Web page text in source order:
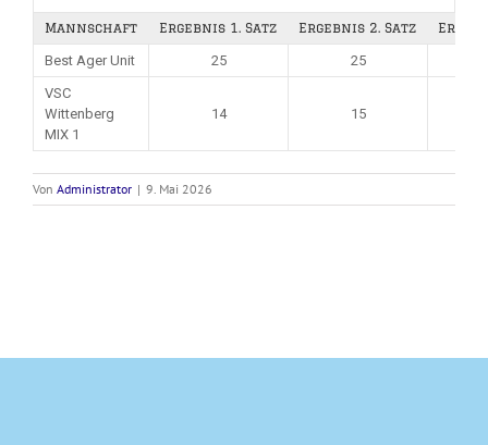
Mannschaft Ergebnis 1. Satz Ergebnis 2. Satz
Best Ager Unit 25
25
VSC
Wittenberg
MIX 1
14 15
Von Administrator | 9. Mai 2026